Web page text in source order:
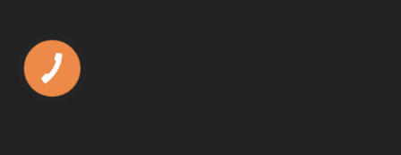
КНОПКА
ЗВ'ЯЗКУ